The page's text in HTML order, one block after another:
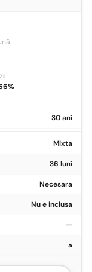
30 ani
Mixta
36 luni
Necesara
Nu e inclusa
—
a